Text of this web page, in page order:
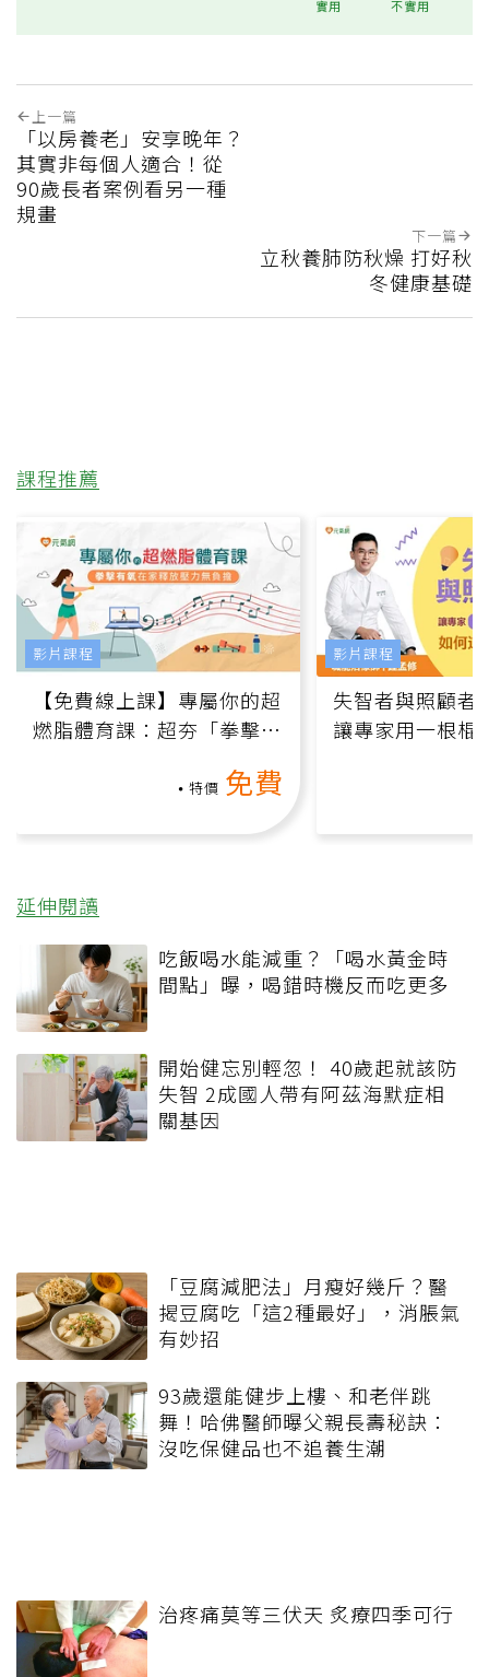
實用 不實用
上一篇
「以房養老」安享晚年？
其實非每個人適合！從
90歲長者案例看另一種
規畫
下一篇
立秋養肺防秋燥 打好秋
冬健康基礎
課程推薦
【免費線上課】專屬你的超
燃脂體育課：超夯「拳擊有
特價 免費
影片課程
失智者與照顧者
讓專家用一根棍
影片課程
延伸閱讀
吃飯喝水能減重？「喝水黃金時
間點」曝，喝錯時機反而吃更多
開始健忘別輕忽！ 40歲起就該防
失智 2成國人帶有阿茲海默症相
關基因
「豆腐減肥法」月瘦好幾斤？醫
揭豆腐吃「這2種最好」，消脹氣
有妙招
93歲還能健步上樓、和老伴跳
舞！哈佛醫師曝父親長壽秘訣：
沒吃保健品也不追養生潮
治疼痛莫等三伏天 炙療四季可行